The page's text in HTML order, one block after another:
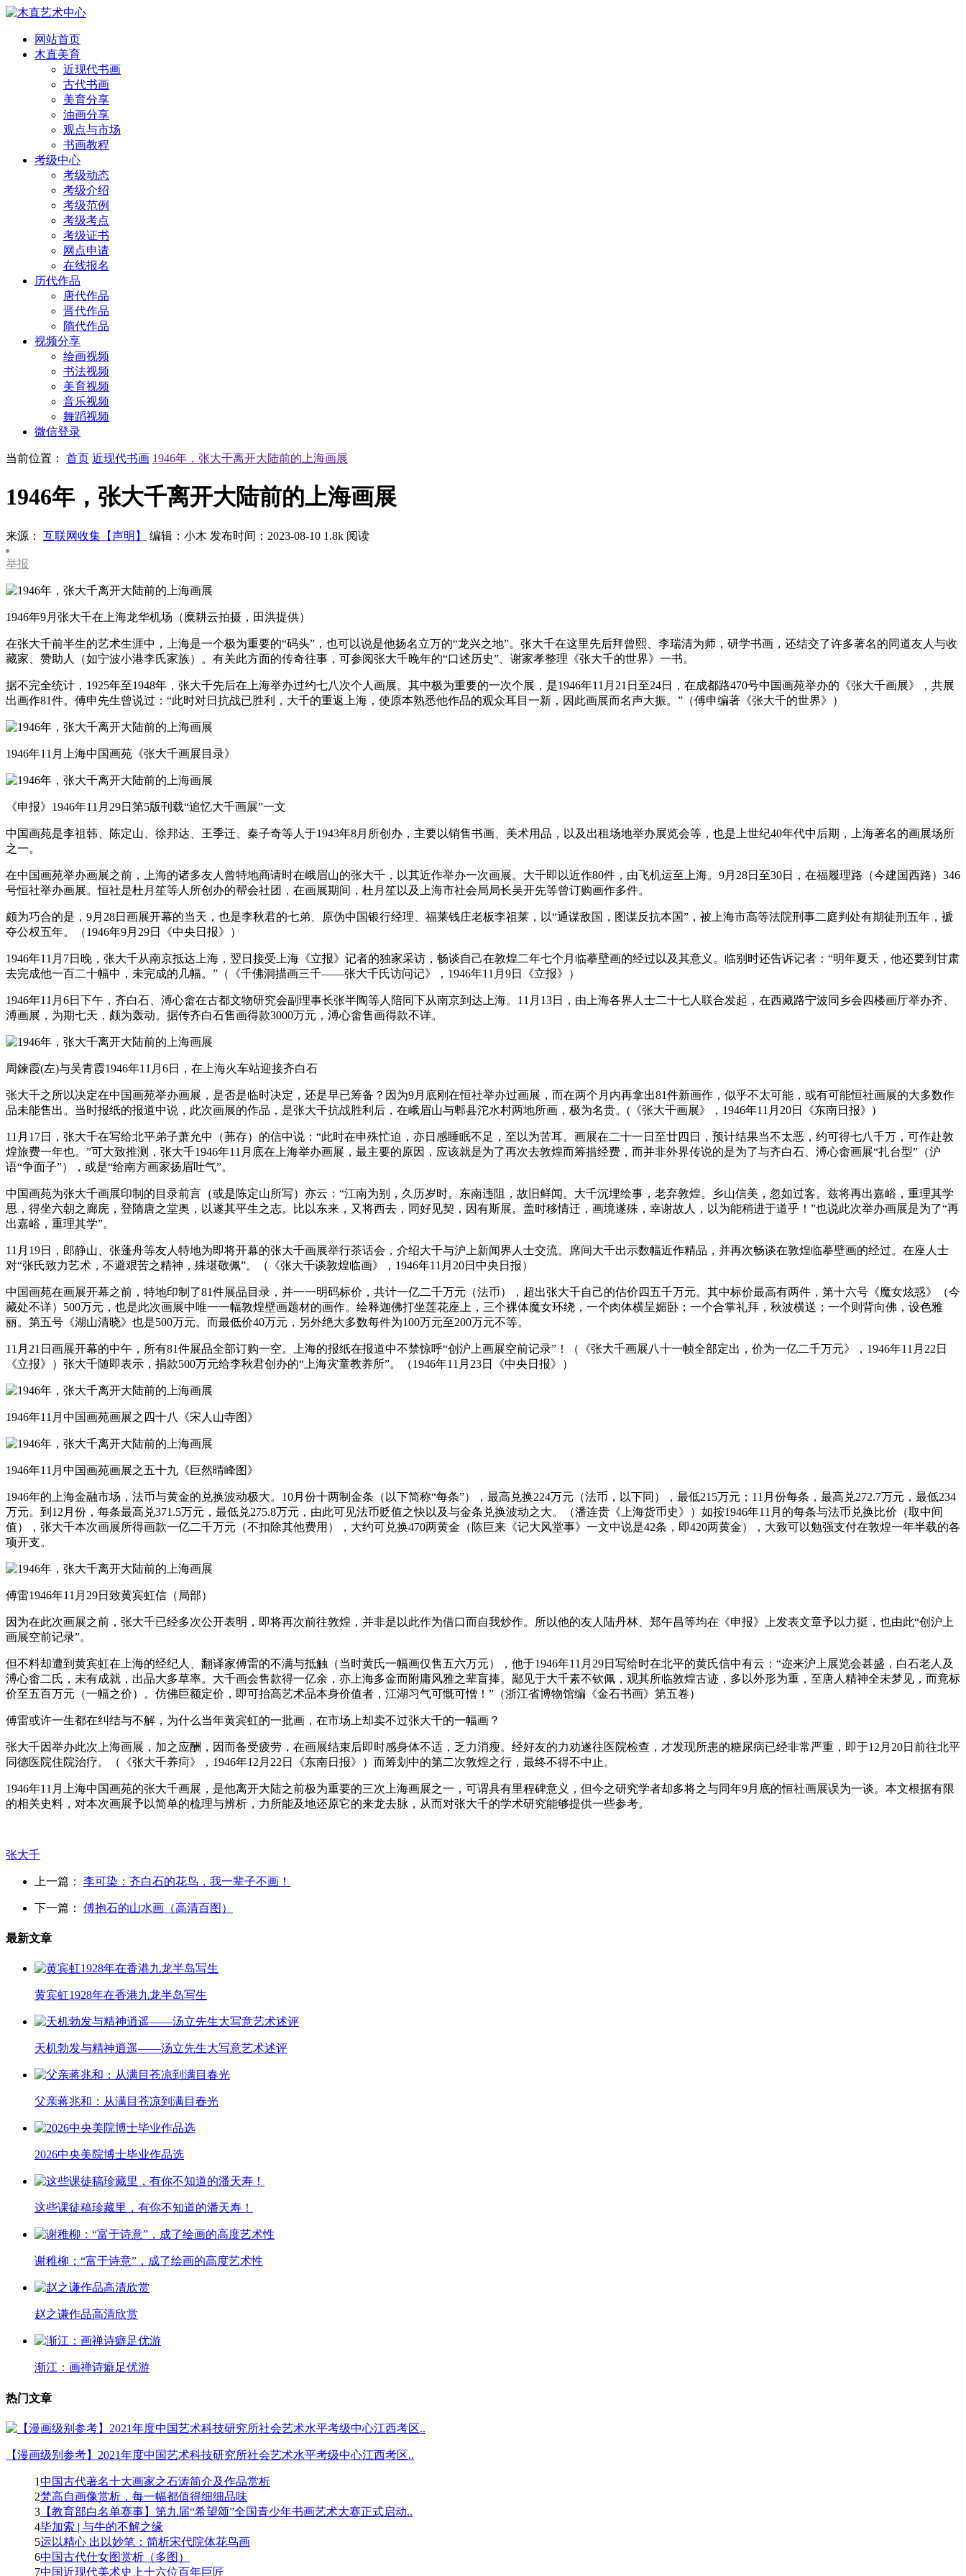
网站首页
木直美育
近现代书画
古代书画
美育分享
油画分享
观点与市场
书画教程
考级中心
考级动态
考级介绍
考级范例
考级考点
考级证书
网点申请
在线报名
历代作品
唐代作品
晋代作品
隋代作品
视频分享
绘画视频
书法视频
美育视频
音乐视频
舞蹈视频
微信登录
当前位置： 首页 近现代书画 1946年，张大千离开大陆前的上海画展
1946年，张大千离开大陆前的上海画展
来源： 互联网收集【声明】 编辑：小木 发布时间：2023-08-10 1.8k 阅读
举报
1946年9月张大千在上海龙华机场（糜耕云拍摄，田洪提供）
在张大千前半生的艺术生涯中，上海是一个极为重要的“码头”，也可以说是他扬名立万的“龙兴之地”。张大千在这里先后拜曾熙、李瑞清为师，研学书画，还结交了许多著名的同道友人与收
藏家、赞助人（如宁波小港李氏家族）。有关此方面的传奇往事，可参阅张大千晚年的“口述历史”、谢家孝整理《张大千的世界》一书。
据不完全统计，1925年至1948年，张大千先后在上海举办过约七八次个人画展。其中极为重要的一次个展，是1946年11月21日至24日，在成都路470号中国画苑举办的《张大千画展》，共展
出画作81件。傅申先生曾说过：“此时对日抗战已胜利，大千的重返上海，使原本熟悉他作品的观众耳目一新，因此画展而名声大振。”（傅申编著《张大千的世界》）
1946年11月上海中国画苑《张大千画展目录》
《申报》1946年11月29日第5版刊载“追忆大千画展”一文
中国画苑是李祖韩、陈定山、徐邦达、王季迁、秦子奇等人于1943年8月所创办，主要以销售书画、美术用品，以及出租场地举办展览会等，也是上世纪40年代中后期，上海著名的画展场所
之一。
在中国画苑举办画展之前，上海的诸多友人曾特地商请时在峨眉山的张大千，以其近作举办一次画展。大千即以近作80件，由飞机运至上海。9月28日至30日，在福履理路（今建国西路）346
号恒社举办画展。恒社是杜月笙等人所创办的帮会社团，在画展期间，杜月笙以及上海市社会局局长吴开先等曾订购画作多件。
颇为巧合的是，9月28日画展开幕的当天，也是李秋君的七弟、原伪中国银行经理、福莱钱庄老板李祖莱，以“通谋敌国，图谋反抗本国”，被上海市高等法院刑事二庭判处有期徒刑五年，褫
夺公权五年。（1946年9月29日《中央日报》）
1946年11月7日晚，张大千从南京抵达上海，翌日接受上海《立报》记者的独家采访，畅谈自己在敦煌二年七个月临摹壁画的经过以及其意义。临别时还告诉记者：“明年夏天，他还要到甘肃
去完成他一百二十幅中，未完成的几幅。”（《千佛洞描画三千——张大千氏访问记》，1946年11月9日《立报》）
1946年11月6日下午，齐白石、溥心畬在古都文物研究会副理事长张半陶等人陪同下从南京到达上海。11月13日，由上海各界人士二十七人联合发起，在西藏路宁波同乡会四楼画厅举办齐、
溥画展，为期七天，颇为轰动。据传齐白石售画得款3000万元，溥心畬售画得款不详。
周鍊霞(左)与吴青霞1946年11月6日，在上海火车站迎接齐白石
张大千之所以决定在中国画苑举办画展，是否是临时决定，还是早已筹备？因为9月底刚在恒社举办过画展，而在两个月内再拿出81件新画作，似乎不太可能，或有可能恒社画展的大多数作
品未能售出。当时报纸的报道中说，此次画展的作品，是张大千抗战胜利后，在峨眉山与郫县沱水村两地所画，极为名贵。(《张大千画展》，1946年11月20日《东南日报》)
11月17日，张大千在写给北平弟子萧允中（茀存）的信中说：“此时在申殊忙迫，亦日感睡眠不足，至以为苦耳。画展在二十一日至廿四日，预计结果当不太恶，约可得七八千万，可作赴敦
煌旅费一年也。”可大致推测，张大千1946年11月底在上海举办画展，最主要的原因，应该就是为了再次去敦煌而筹措经费，而并非外界传说的是为了与齐白石、溥心畬画展“扎台型”（沪
语“争面子”），或是“给南方画家扬眉吐气”。
中国画苑为张大千画展印制的目录前言（或是陈定山所写）亦云：“江南为别，久历岁时。东南违阻，故旧鲜闻。大千沉埋绘事，老弃敦煌。乡山信美，忽如过客。兹将再出嘉峪，重理其学
思，得坐六朝之廊庑，登隋唐之堂奥，以遂其平生之志。比以东来，又将西去，同好见契，因有斯展。盖时移情迁，画境遂殊，幸谢故人，以为能稍进于道乎！”也说此次举办画展是为了“再
出嘉峪，重理其学”。
11月19日，郎静山、张蓬舟等友人特地为即将开幕的张大千画展举行茶话会，介绍大千与沪上新闻界人士交流。席间大千出示数幅近作精品，并再次畅谈在敦煌临摹壁画的经过。在座人士
对“张氏致力艺术，不避艰苦之精神，殊堪敬佩”。（《张大千谈敦煌临画》，1946年11月20日中央日报）
中国画苑在画展开幕之前，特地印制了81件展品目录，并一一明码标价，共计一亿二千万元（法币），超出张大千自己的估价四五千万元。其中标价最高有两件，第十六号《魔女炫惑》（今
藏处不详）500万元，也是此次画展中唯一一幅敦煌壁画题材的画作。绘释迦佛打坐莲花座上，三个裸体魔女环绕，一个肉体横呈媚卧；一个合掌礼拜，秋波横送；一个则背向佛，设色雅
丽。第五号《湖山清晓》也是500万元。而最低价40万元，另外绝大多数每件为100万元至200万元不等。
11月21日画展开幕的中午，所有81件展品全部订购一空。上海的报纸在报道中不禁惊呼“创沪上画展空前记录”！（《张大千画展八十一帧全部定出，价为一亿二千万元》，1946年11月22日
《立报》）张大千随即表示，捐款500万元给李秋君创办的“上海灾童教养所”。（1946年11月23日《中央日报》）
1946年11月中国画苑画展之四十八《宋人山寺图》
1946年11月中国画苑画展之五十九《巨然晴峰图》
1946年的上海金融市场，法币与黄金的兑换波动极大。10月份十两制金条（以下简称“每条”），最高兑换224万元（法币，以下同），最低215万元；11月份每条，最高兑272.7万元，最低234
万元。到12月份，每条最高兑371.5万元，最低兑275.8万元，由此可见法币贬值之快以及与金条兑换波动之大。（潘连贵《上海货币史》）如按1946年11月的每条与法币兑换比价（取中间
值），张大千本次画展所得画款一亿二千万元（不扣除其他费用），大约可兑换470两黄金（陈巨来《记大风堂事》一文中说是42条，即420两黄金），大致可以勉强支付在敦煌一年半载的各
项开支。
傅雷1946年11月29日致黄宾虹信（局部）
因为在此次画展之前，张大千已经多次公开表明，即将再次前往敦煌，并非是以此作为借口而自我炒作。所以他的友人陆丹林、郑午昌等均在《申报》上发表文章予以力挺，也由此“创沪上
画展空前记录”。
但不料却遭到黄宾虹在上海的经纪人、翻译家傅雷的不满与抵触（当时黄氏一幅画仅售五六万元），他于1946年11月29日写给时在北平的黄氏信中有云：“迩来沪上展览会甚盛，白石老人及
溥心畬二氏，未有成就，出品大多草率。大千画会售款得一亿余，亦上海多金而附庸风雅之辈盲捧。鄙见于大千素不钦佩，观其所临敦煌古迹，多以外形为重，至唐人精神全未梦见，而竟标
价至五百万元（一幅之价）。仿佛巨额定价，即可抬高艺术品本身价值者，江湖习气可慨可憎！”（浙江省博物馆编《金石书画》第五卷）
傅雷或许一生都在纠结与不解，为什么当年黄宾虹的一批画，在市场上却卖不过张大千的一幅画？
张大千因举办此次上海画展，加之应酬，因而备受疲劳，在画展结束后即时感身体不适，乏力消瘦。经好友的力劝遂往医院检查，才发现所患的糖尿病已经非常严重，即于12月20日前往北平
同德医院住院治疗。（《张大千养疴》，1946年12月22日《东南日报》）而筹划中的第二次敦煌之行，最终不得不中止。
1946年11月上海中国画苑的张大千画展，是他离开大陆之前极为重要的三次上海画展之一，可谓具有里程碑意义，但今之研究学者却多将之与同年9月底的恒社画展误为一谈。本文根据有限
的相关史料，对本次画展予以简单的梳理与辨析，力所能及地还原它的来龙去脉，从而对张大千的学术研究能够提供一些参考。
张大千
上一篇： 李可染：齐白石的花鸟，我一辈子不画！
下一篇： 傅抱石的山水画（高清百图）
最新文章
黄宾虹1928年在香港九龙半岛写生
天机勃发与精神逍遥——汤立先生大写意艺术述评
父亲蒋兆和：从满目苍凉到满目春光
2026中央美院博士毕业作品选
这些课徒稿珍藏里，有你不知道的潘天寿！
谢稚柳：“富于诗意”，成了绘画的高度艺术性
赵之谦作品高清欣赏
渐江：画禅诗癖足优游
热门文章
【漫画级别参考】2021年度中国艺术科技研究所社会艺术水平考级中心江西考区..
1中国古代著名十大画家之石涛简介及作品赏析
2梵高自画像赏析，每一幅都值得细细品味
3 【教育部白名单赛事】第九届“希望颂”全国青少年书画艺术大赛正式启动..
4毕加索 | 与牛的不解之缘
5运以精心 出以妙笔：简析宋代院体花鸟画
6中国古代仕女图赏析（多图）
7中国近现代美术史上十六位百年巨匠